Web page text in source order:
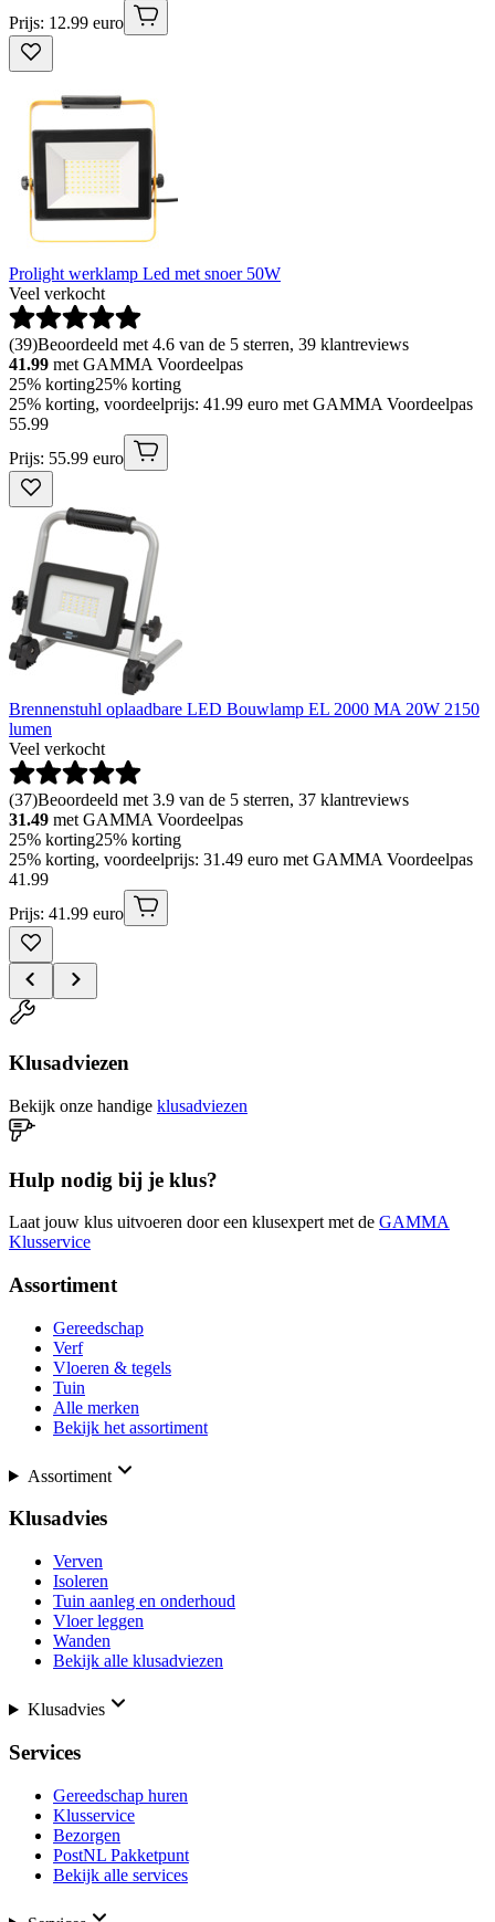
Prijs: 12.99 euro
Prolight werklamp Led met snoer 50W
Veel verkocht
(39)Beoordeeld met 4.6 van de 5 sterren, 39 klantreviews
41.99 met GAMMA Voordeelpas
25% korting25% korting
25% korting, voordeelprijs: 41.99 euro met GAMMA Voordeelpas
55.99
Prijs: 55.99 euro
Brennenstuhl oplaadbare LED Bouwlamp EL 2000 MA 20W 2150
lumen
Veel verkocht
(37)Beoordeeld met 3.9 van de 5 sterren, 37 klantreviews
31.49 met GAMMA Voordeelpas
25% korting25% korting
25% korting, voordeelprijs: 31.49 euro met GAMMA Voordeelpas
41.99
Prijs: 41.99 euro
Klusadviezen
Bekijk onze handige klusadviezen
Hulp nodig bij je klus?
Laat jouw klus uitvoeren door een klusexpert met de GAMMA
Klusservice
Assortiment
Gereedschap
Verf
Vloeren & tegels
Tuin
Alle merken
Bekijk het assortiment
Assortiment
Klusadvies
Verven
Isoleren
Tuin aanleg en onderhoud
Vloer leggen
Wanden
Bekijk alle klusadviezen
Klusadvies
Services
Gereedschap huren
Klusservice
Bezorgen
PostNL Pakketpunt
Bekijk alle services